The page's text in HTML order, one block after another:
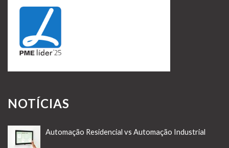
NOTÍCIAS
Automação Residencial vs Automação Industrial